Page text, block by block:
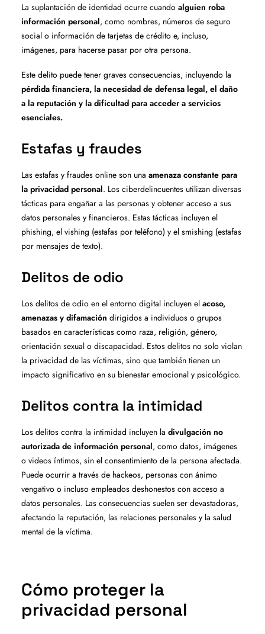
La suplantación de identidad ocurre cuando alguien roba
información personal, como nombres, números de seguro
social o información de tarjetas de crédito e, incluso,
imágenes, para hacerse pasar por otra persona.
Este delito puede tener graves consecuencias, incluyendo la
pérdida financiera, la necesidad de defensa legal, el daño
a la reputación y la dificultad para acceder a servicios
esenciales.
Estafas y fraudes
Las estafas y fraudes online son una amenaza constante para
la privacidad personal. Los ciberdelincuentes utilizan diversas
tácticas para engañar a las personas y obtener acceso a sus
datos personales y financieros. Estas tácticas incluyen el
phishing, el vishing (estafas por teléfono) y el smishing (estafas
por mensajes de texto).
Delitos de odio
Los delitos de odio en el entorno digital incluyen el acoso,
amenazas y difamación dirigidos a individuos o grupos
basados en características como raza, religión, género,
orientación sexual o discapacidad. Estos delitos no solo violan
la privacidad de las víctimas, sino que también tienen un
impacto significativo en su bienestar emocional y psicológico.
Delitos contra la intimidad
Los delitos contra la intimidad incluyen la divulgación no
autorizada de información personal, como datos, imágenes
o videos íntimos, sin el consentimiento de la persona afectada.
Puede ocurrir a través de hackeos, personas con ánimo
vengativo o incluso empleados deshonestos con acceso a
datos personales. Las consecuencias suelen ser devastadoras,
afectando la reputación, las relaciones personales y la salud
mental de la víctima.
Cómo proteger la
privacidad personal